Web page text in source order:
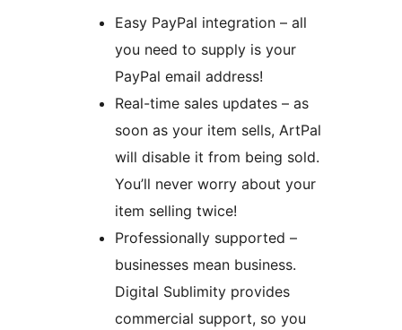
Easy PayPal integration – all
you need to supply is your
PayPal email address!
Real-time sales updates – as
soon as your item sells, ArtPal
will disable it from being sold.
You’ll never worry about your
item selling twice!
Professionally supported –
businesses mean business.
Digital Sublimity provides
commercial support, so you